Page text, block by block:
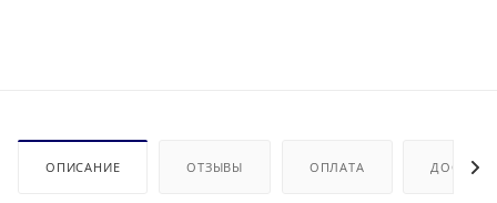
ОПИСАНИЕ ОТЗЫВЫ ОПЛАТА